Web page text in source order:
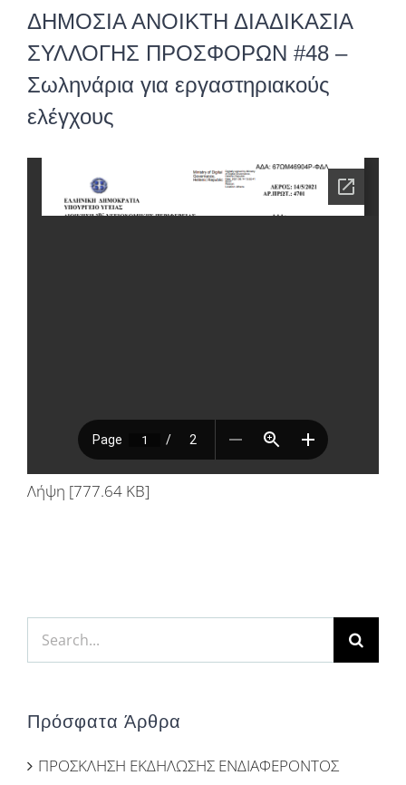
ΔΗΜΟΣΙΑ ΑΝΟΙΚΤΗ ΔΙΑΔΙΚΑΣΙΑ
ΣΥΛΛΟΓΗΣ ΠΡΟΣΦΟΡΩΝ #48 –
Σωληνάρια για εργαστηριακούς
ελέγχους
Λήψη [777.64 KB]
Search
for:
Πρόσφατα Άρθρα
ΠΡΟΣΚΛΗΣΗ ΕΚΔΗΛΩΣΗΣ ΕΝΔΙΑΦΕΡΟΝΤΟΣ